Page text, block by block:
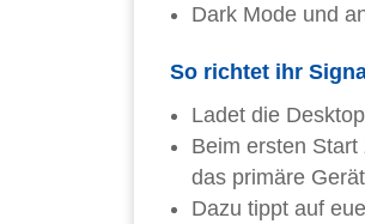
Dark Mode und
So richtet ihr
Ladet die
Beim ersten
das primäre
Dazu tippt auf